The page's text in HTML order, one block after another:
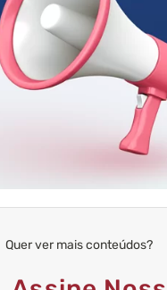
Quer ver mais conteúdos?